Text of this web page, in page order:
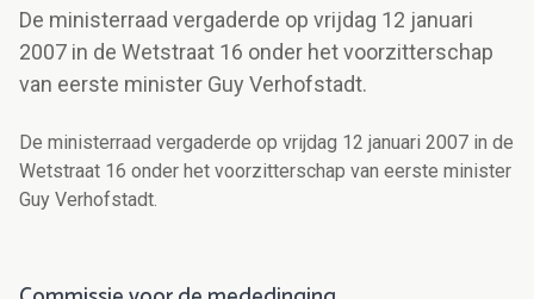
De ministerraad vergaderde op vrijdag 12 januari
2007 in de Wetstraat 16 onder het voorzitterschap
van eerste minister Guy Verhofstadt.
De ministerraad vergaderde op vrijdag 12 januari 2007 in de
Wetstraat 16 onder het voorzitterschap van eerste minister
Guy Verhofstadt.